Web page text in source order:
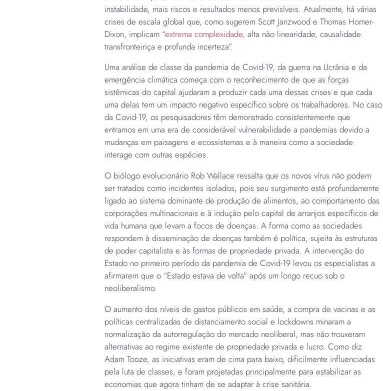
instabilidade, mais riscos e resultados menos previsíveis. Atualmente, há várias
crises de escala global que, como sugerem Scott Janzwood e Thomas Homer-
Dixon, implicam “extrema complexidade, alta não linearidade, causalidade
transfronteiriça e profunda incerteza”.
Uma análise de classe da pandemia de Covid-19, da guerra na Ucrânia e da
emergência climática começa com o reconhecimento de que as forças
sistêmicas do capital ajudaram a produzir cada uma dessas crises e que cada
uma delas tem um impacto negativo específico sobre os trabalhadores. No caso
da Covid-19, os pesquisadores têm demonstrado consistentemente que
entramos em uma era de considerável vulnerabilidade a pandemias devido a
mudanças em paisagens e ecossistemas e à maneira como a sociedade
interage com outras espécies.
O biólogo evolucionário Rob Wallace ressalta que os novos vírus não podem
ser tratados como incidentes isolados, pois seu surgimento está profundamente
ligado ao sistema dominante de produção de alimentos, ao comportamento das
corporações multinacionais e à indução pelo capital de arranjos específicos de
vida humana que levam a focos de doenças. A forma como as sociedades
respondem à disseminação de doenças também é política, sujeita às estruturas
de poder capitalista e às formas de propriedade privada. A intervenção do
Estado no primeiro período da pandemia de Covid-19 levou os especialistas a
afirmarem que o “Estado estava de volta” após um longo recuo sob o
neoliberalismo.
O aumento dos níveis de gastos públicos em saúde, a compra de vacinas e as
políticas centralizadas de distanciamento social e lockdowns minaram a
normalização da autorregulação do mercado neoliberal, mas não trouxeram
alternativas ao regime existente de propriedade privada e lucro. Como diz
Adam Tooze, as iniciativas eram de cima para baixo, dificilmente influenciadas
pela luta de classes, e foram projetadas principalmente para estabilizar as
economias que agora tinham de se adaptar à crise sanitária.